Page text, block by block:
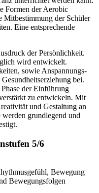
Formen der Aerobic
Mitbestimmung der Schüler
Eine entsprechende
der Persönlichkeit.
wird entwickelt.
sowie Anspannungs-
bei.
der Einführung
zu entwickeln. Mit
und Gestaltung an
grundlegend und
5/6
Bewegung
Bewegungsfolgen